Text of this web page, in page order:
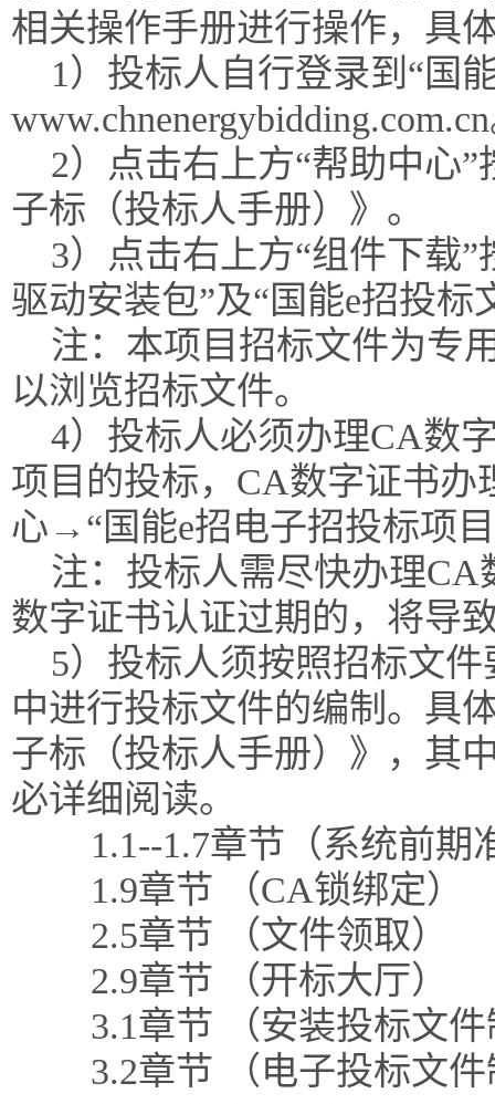
相关操作手册进行操作，具
1）投标人自行登录到“国
2）点击右上方“帮助中心
子标（投标人手册）》。
3）点击右上方“组件下载
驱动安装包”及“国能e招投标
注：本项目招标文件为专
以浏览招标文件。
4）投标人必须办理CA数
项目的投标，CA数字证书
心→“国能e招电子招投标项
注：投标人需尽快办理
数字证书认证过期的，将导
5）投标人须按照招标文
中进行投标文件的编制。具
子标（投标人手册）》，其
必详细阅读。
1.1--1.7章节（系统前期
1.9章节 （CA锁绑定）
2.5章节 （文件领取）
2.9章节 （开标大厅）
3.1章节 （安装投标文
3.2章节 （电子投标文